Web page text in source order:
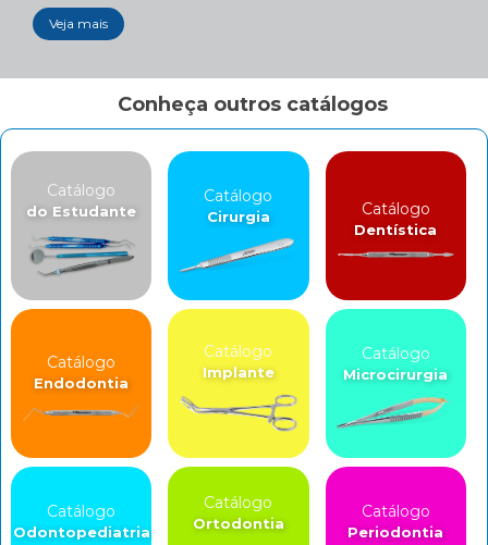
Veja mais
Conheça outros catálogos
Catálogo
do Estudante
Catálogo
Cirurgia Catálogo
Dentística
Catálogo
Endodontia
Catálogo
Implante
Catálogo
Microcirurgia
Catálogo
Odontopediatria
Catálogo
Ortodontia
Catálogo
Periodontia